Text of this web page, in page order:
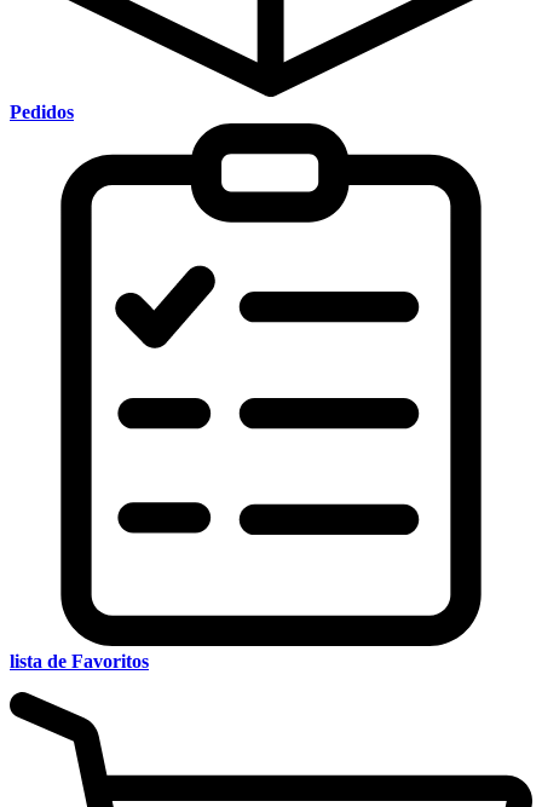
Pedidos
lista de Favoritos